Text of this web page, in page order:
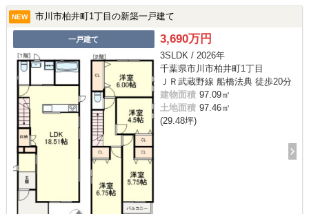
NEW 市川市柏井町1丁目の新築一戸建て
一戸建て 3,690万円
3SLDK / 2026年
千葉県市川市柏井町1丁目
ＪＲ武蔵野線 船橋法典 徒歩20分
建物面積 97.09㎡
土地面積 97.46㎡
(29.48坪)